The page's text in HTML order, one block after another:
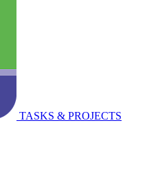
TASKS & PROJECTS